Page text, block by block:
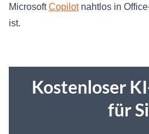
MicrosoftCopilotnahtlos in
ist.